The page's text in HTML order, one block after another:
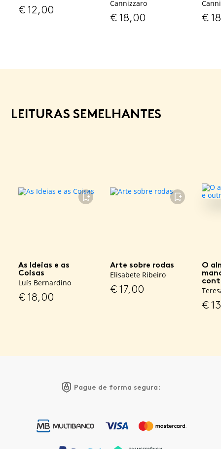
€12,00
Cannizzaro
€18,00 €
LEITURAS SEMELHANTES
FAVORITO
As Ideias e as
Coisas
Luís Bernardino
€18,00
FAVORITO
Arte sobre rodas
Elisabete Ribeiro
€17,00
O
€
Pague de forma segura: